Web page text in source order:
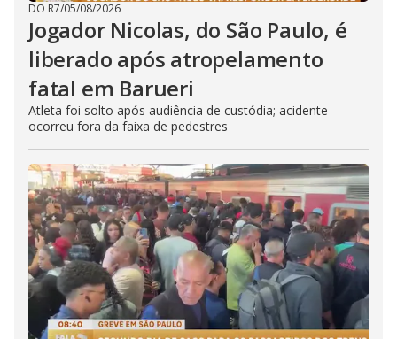
DO R7/05/08/2026
Jogador Nicolas, do São Paulo, é
liberado após atropelamento
fatal em Barueri
Atleta foi solto após audiência de custódia; acidente
ocorreu fora da faixa de pedestres